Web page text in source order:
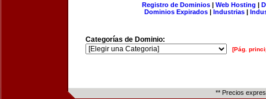
Registro de Dominios| Web Hosting |
Dominios Expirados | Industrias |
Categorías de Dominio:
[Pág.
** Precios